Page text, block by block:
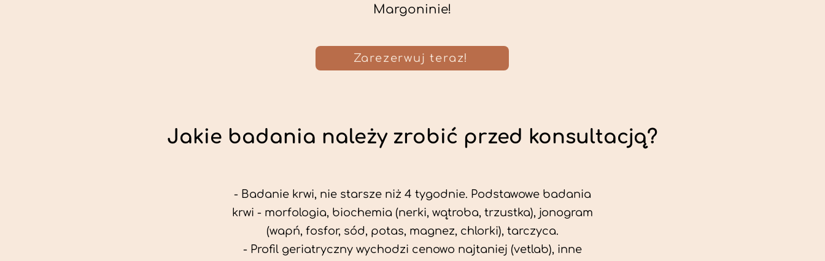
Margoninie!
Zarezerwuj teraz!
Jakie badania należy zrobić przed konsultacją?
- Badanie krwi, nie starsze niż 4 tygodnie. Podstawowe badania
krwi - morfologia, biochemia (nerki, wątroba, trzustka), jonogram
(wapń, fosfor, sód, potas, magnez, chlorki), tarczyca.
- Profil geriatryczny wychodzi cenowo najtaniej (vetlab), inne